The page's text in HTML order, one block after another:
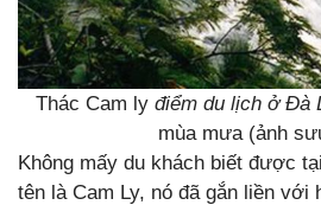
Thác Cam ly điểm du lịch ở Đà
mùa mưa (ảnh
Không mấy du khách biết được
tên là Cam Ly, nó đã gắn liền với